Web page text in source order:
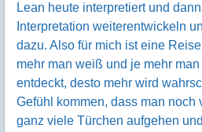
Lean heute interpretiert und
Interpretation weiterentwickeln
dazu. Also für mich ist eine
mehr man weiß und je mehr
entdeckt, desto mehr wird
Gefühl kommen, dass man noch
ganz viele Türchen aufgehen